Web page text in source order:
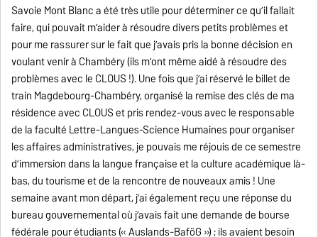
Savoie Mont Blanc a été très utile pour déterminer ce qu’il fallait
faire, qui pouvait m’aider à résoudre divers petits problèmes et
pour me rassurer sur le fait que j’avais pris la bonne décision en
voulant venir à Chambéry (ils m’ont même aidé à résoudre des
problèmes avec le CLOUS !). Une fois que j’ai réservé le billet de
train Magdebourg-Chambéry, organisé la remise des clés de ma
résidence avec CLOUS et pris rendez-vous avec le responsable
de la faculté Lettre-Langues-Science Humaines pour organiser
les affaires administratives, je pouvais me réjouis de ce semestre
d’immersion dans la langue française et la culture académique là-
bas, du tourisme et de la rencontre de nouveaux amis ! Une
semaine avant mon départ, j’ai également reçu une réponse du
bureau gouvernemental où j’avais fait une demande de bourse
fédérale pour étudiants (« Auslands-BaföG ») ; ils avaient besoin